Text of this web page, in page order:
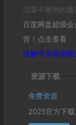
流量不够用的建
百度网盘超级
营！点击查看
破解夸克网盘
资源下载
免费资源
2025官方下载